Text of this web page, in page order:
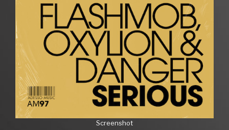
Screenshot